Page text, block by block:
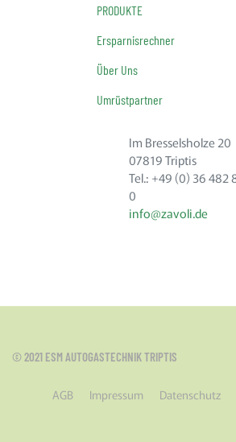
PRODUKTE
Ersparnisrechner
Über Uns
Umrüstpartner
Im Bresselsholze 20
07819 Triptis
Tel.: +49 (0) 36 482
0
info@zavoli.de
© 2021 ESM AUTOGASTECHNIK TRIPTIS
AGB Impressum Datenschutz